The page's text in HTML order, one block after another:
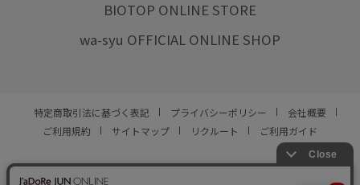
BIOTOP ONLINE STORE
wa-syu OFFICIAL ONLINE SHOP
特定商取引法に基づく表記 プライバシーポリシー
会社概要
ご利用規約
サイトマップ リクルート ご利用ガイド